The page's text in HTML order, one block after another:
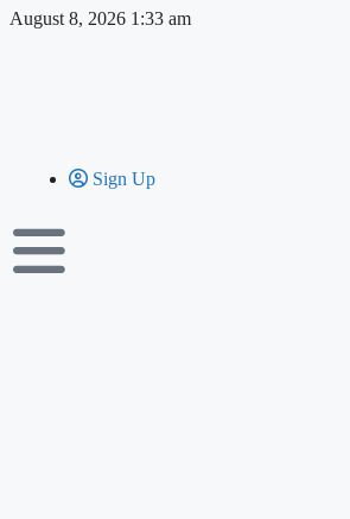
August 8, 2026 1:33 am
Sign Up